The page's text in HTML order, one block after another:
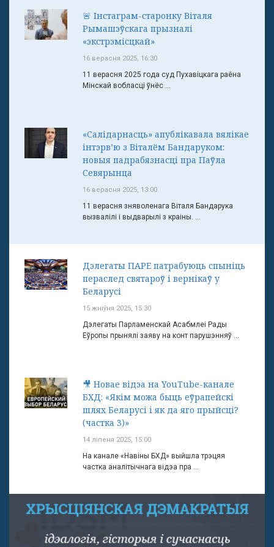
🚨 Інстаграм-старонку Віталя
Рымашэўскага прызналі
«экстрэмісцкай»
16 верасня 2025, 16:30
11 верасня 2025 года суд Пухавіцкага раёна
Мінскай вобласці ўнёс ...
«Салідарнасць» апублікавала вялікае
інтэрв’ю з Віталём Бандаруком:
новыя падрабязнасці пра Паўла
Севярынца
16 верасня 2025, 13:00
11 верасня зняволенага Віталя Бандарука
вызвалілі і выдварылі з краіны. ...
Дэлегаты ПАРЕ патрабуюць спыніць
пераслед святароў і вернікаў у
Беларусі
15 жніўня 2025, 15:30
Дэлегаты Парламенскай Асабмлеі Рады
Еўропы прынялі заяву на конт парушэнняў ...
🎥 Новае відэа на YouTube-канале
БХД: «Якім можа быць еўрапейскі
шлях Беларусі і як да яго прыйсці?
(частка 3)»
14 ліпеня 2025, 15:00
На канале «Навіны БХД» выйшла трэцяя
частка аналітычнага відэа пра ...